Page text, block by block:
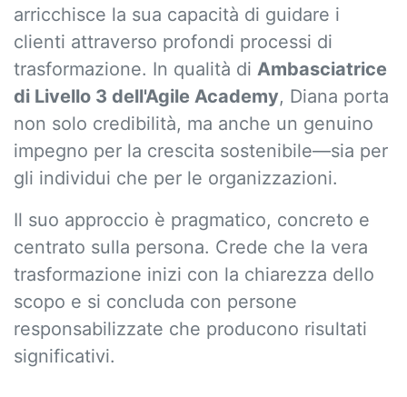
arricchisce la sua capacità di guidare i
clienti attraverso profondi processi di
trasformazione. In qualità di Ambasciatrice
di Livello 3 dell'Agile Academy, Diana porta
non solo credibilità, ma anche un genuino
impegno per la crescita sostenibile—sia per
gli individui che per le organizzazioni.
Il suo approccio è pragmatico, concreto e
centrato sulla persona. Crede che la vera
trasformazione inizi con la chiarezza dello
scopo e si concluda con persone
responsabilizzate che producono risultati
significativi.